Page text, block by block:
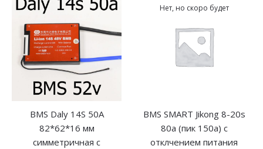
BMS Daly 14S 50A
82*62*16 мм
симметричная с
Нет, но скоро будет
BMS SMART Jikong 8-20s
80a (пик 150a) с
отклчением питания